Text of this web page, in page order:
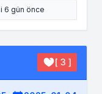
6 gün önce
[ 3 ]